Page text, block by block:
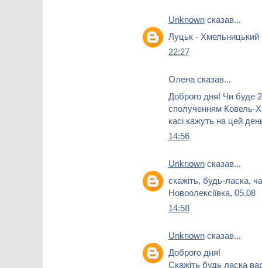
Unknownсказав...
Луцьк - Хмельницький
22:27
Олена сказав...
Доброго дня! Чи буде
сполученням Ковель-
касі кажуть на цей
14:56
Unknownсказав...
скажіть, будь-ласка,
Новоолексіївка, 05.08
14:58
Unknownсказав...
Доброго дня!
Скажіть будь ласка